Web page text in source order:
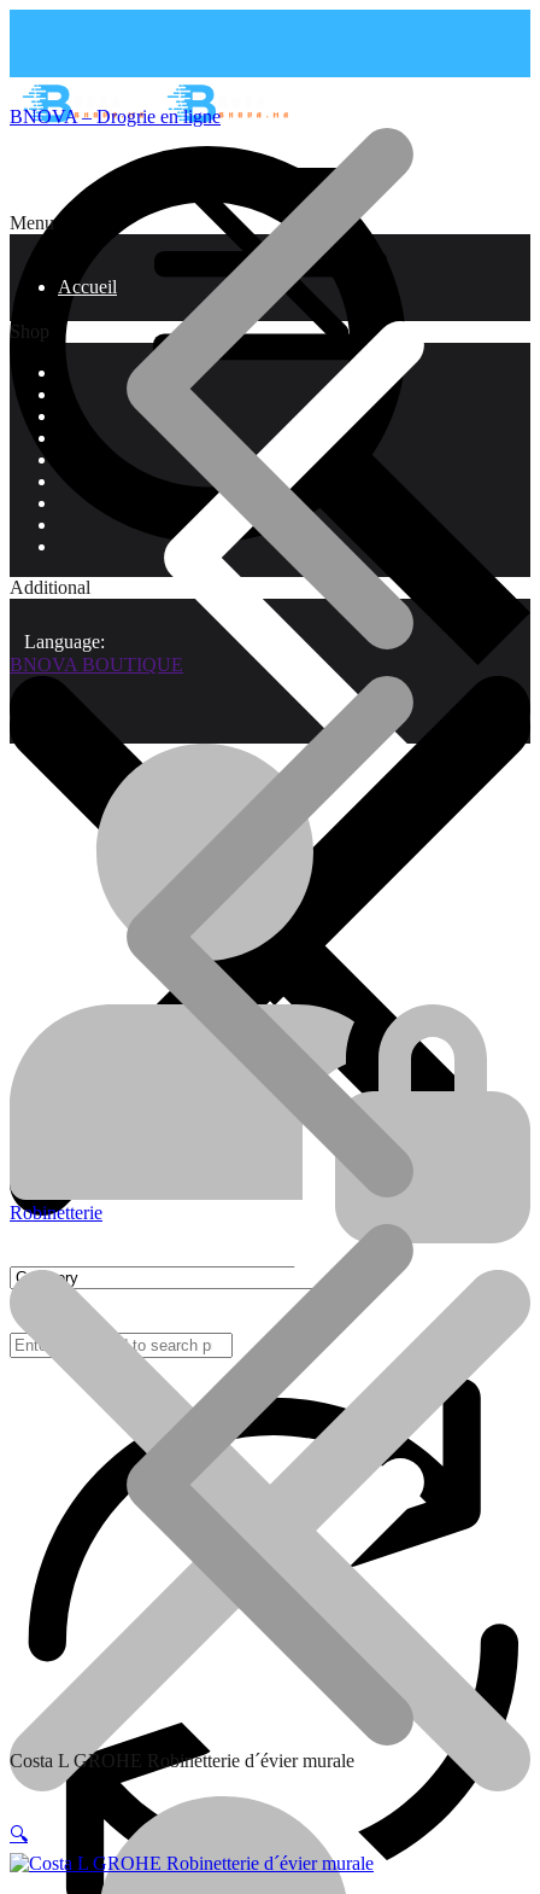
Menu
Accueil
Qui sommes-nous?
Shop
Additional
Language:
BNOVA – Drogrie en ligne
BNOVA BOUTIQUE
Robinetterie
Costa L GROHE Robinetterie d´évier murale
🔍